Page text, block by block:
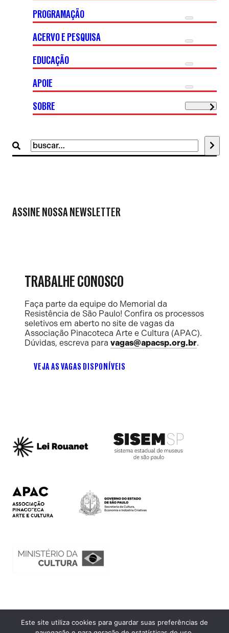
Buscar
por:
PROGRAMAÇÃO
ACERVO E PESQUISA
EDUCAÇÃO
APOIE
SOBRE
ASSINE NOSSA NEWSLETTER
TRABALHE CONOSCO
Faça parte da equipe do Memorial da
Resistência de São Paulo! Confira os processos
seletivos em aberto no site de vagas da
Associação Pinacoteca Arte e Cultura (APAC).
Dúvidas, escreva para vagas@apacsp.org.br.
VEJA AS VAGAS DISPONÍVEIS
Ouvidoria
Este site utiliza cookies para guardar suas preferências de